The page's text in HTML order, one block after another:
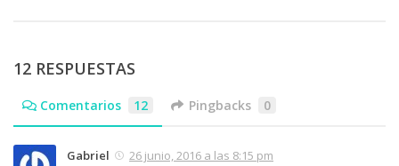
12 RESPUESTAS
Comentarios 12 Pingbacks 0
Gabriel 26 junio, 2016 a las 8:15 pm